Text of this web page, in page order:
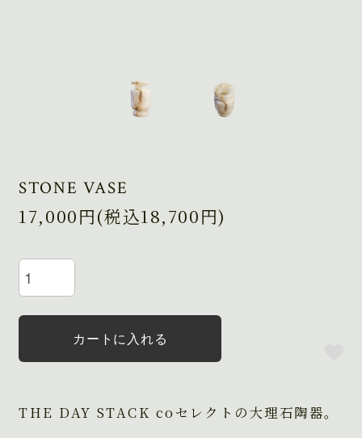
STONE VASE
17,000円(税込18,700円)
カートに入れる
THE DAY STACK coセレクトの大理石陶器。